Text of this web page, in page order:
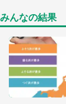
みんなの結果